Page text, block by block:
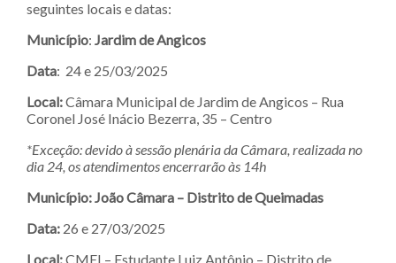
seguintes locais e datas:
Município: Jardim de Angicos
Data: 24 e 25/03/2025
Local:Câmara Municipal de Jardim de Angicos – Rua
Coronel José Inácio Bezerra, 35 – Centro
*Exceção: devido à sessão plenária da Câmara, realizada no
dia 24, os atendimentos encerrarão às 14h
Município: João Câmara – Distrito de Queimadas
Data: 26 e 27/03/2025
Local:CMEI – Estudante Luiz Antônio – Distrito de